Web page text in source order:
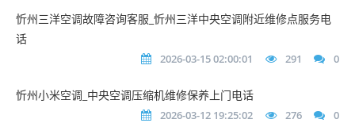
忻州三洋空调故障咨询客服_忻州三洋中央空调附近维修点服务电
话
2026-03-15 02:00:01 291 0
忻州小米空调_中央空调压缩机维修保养上门电话
2026-03-12 19:25:02 276 0